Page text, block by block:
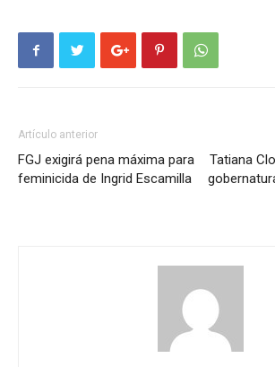
Artículo anterior
FGJ exigirá pena máxima para
feminicida de Ingrid Escamilla
Tatiana